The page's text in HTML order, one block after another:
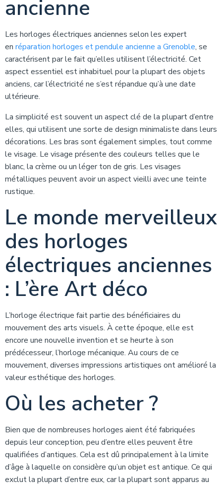
ancienne
Les horloges électriques anciennes selon les expert
en réparation horloges et pendule ancienne a Grenoble, se
caractérisent par le fait qu’elles utilisent l’électricité. Cet
aspect essentiel est inhabituel pour la plupart des objets
anciens, car l’électricité ne s’est répandue qu’à une date
ultérieure.
La simplicité est souvent un aspect clé de la plupart d’entre
elles, qui utilisent une sorte de design minimaliste dans leurs
décorations. Les bras sont également simples, tout comme
le visage. Le visage présente des couleurs telles que le
blanc, la crème ou un léger ton de gris. Les visages
métalliques peuvent avoir un aspect vieilli avec une teinte
rustique.
Le monde merveilleux
des horloges
électriques anciennes
: L’ère Art déco
L’horloge électrique fait partie des bénéficiaires du
mouvement des arts visuels. À cette époque, elle est
encore une nouvelle invention et se heurte à son
prédécesseur, l’horloge mécanique. Au cours de ce
mouvement, diverses impressions artistiques ont amélioré la
valeur esthétique des horloges.
Où les acheter ?
Bien que de nombreuses horloges aient été fabriquées
depuis leur conception, peu d’entre elles peuvent être
qualifiées d’antiques. Cela est dû principalement à la limite
d’âge à laquelle on considère qu’un objet est antique. Ce qui
exclut la plupart d’entre eux, car la plupart sont apparus au